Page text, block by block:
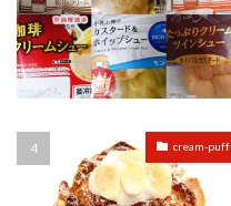
cream-puff